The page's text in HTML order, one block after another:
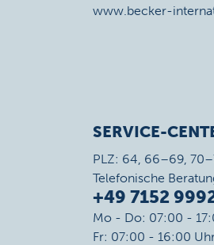
www.becker-
SERVICE-
PLZ: 64, 66–69,
Telefonische
+49 7152
Mo - Do: 07:00 -
Fr: 07:00 - 16:00